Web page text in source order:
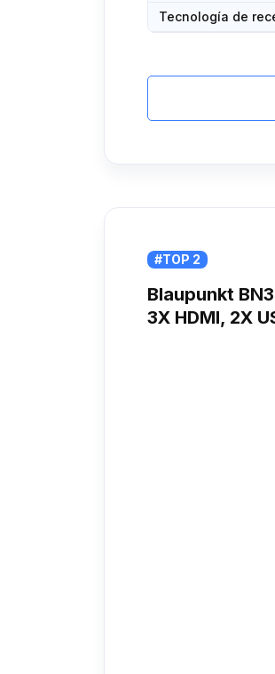
Tecnología de
#TOP 2
Blaupunkt
3X HDMI, 2X